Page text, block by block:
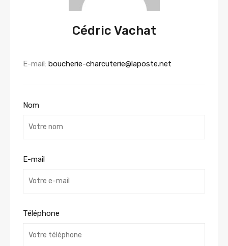
Cédric Vachat
E-mail: boucherie-charcuterie@laposte.net
Nom
E-mail
Téléphone